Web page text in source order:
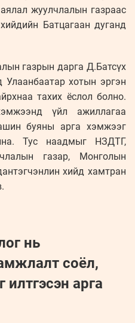
жуулчлалын газраас
Батцагаан дуганд
газрын дарга Д.Батсүх
Улаанбаатар хотын эргэн
тахих ёслол болно.
үйл ажиллагаа
буяны арга хэмжээг
Тус наадмыг НЗДТГ,
газар, Монголын
хийд хамтран
нь
соёл,
арга